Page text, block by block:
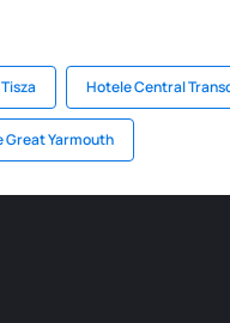
Hotele Central
Great Yarmouth